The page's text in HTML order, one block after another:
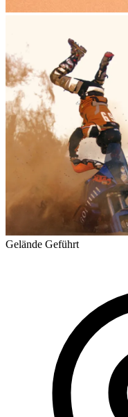
Gelände Geführt